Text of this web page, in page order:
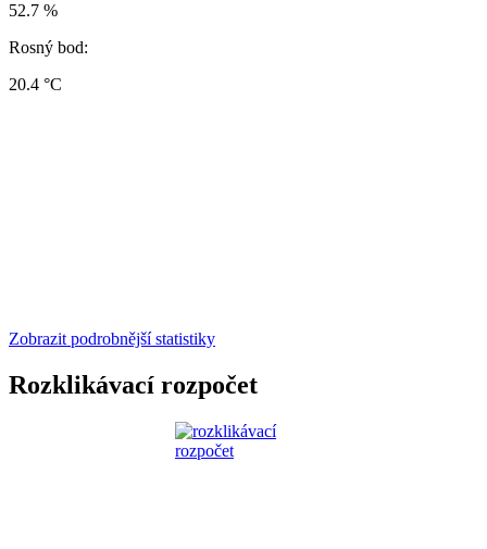
52.7 %
Rosný bod:
20.4 °C
Zobrazit podrobnější statistiky
Rozklikávací rozpočet